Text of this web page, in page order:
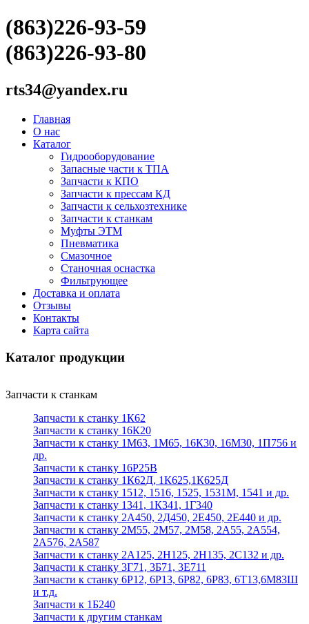
(863)226-93-59
(863)226-93-80
rts34@yandex.ru
Главная
О нас
Каталог
Гидрооборудование
Запасные части к ТПА
Запчасти к КПО
Запчасти к прессам КД
Запчасти к сельхозтехнике
Запчасти к станкам
Муфты ЭТМ
Пневматика
Смазочное
Станочная оснастка
Фильтрующее
Доставка и оплата
Отзывы
Контакты
Карта сайта
Каталог продукции
Запчасти к станкам
Запчасти к станку 1К62
Запчасти к станку 16К20
Запчасти к станку 1М63, 1М65, 16К30, 16М30, 1П756 и
др.
Запчасти к станку 16Р25В
Запчасти к станку 1К62Д, 1К625,1К625Д
Запчасти к станку 1512, 1516, 1525, 1531М, 1541 и др.
Запчасти к станку 1341, 1К341, 1Г340
Запчасти к станку 2А450, 2Д450, 2Е450, 2Е440 и др.
Запчасти к станку 2М55, 2М57, 2М58, 2А55, 2А554,
2А576, 2А587
Запчасти к станку 2А125, 2Н125, 2Н135, 2С132 и др.
Запчасти к станку 3Г71, 3Б71, 3Е711
Запчасти к станку 6Р12, 6Р13, 6Р82, 6Р83, 6Т13,6М83Ш
и т.д.
Запчасти к 1Б240
Запчасти к другим станкам